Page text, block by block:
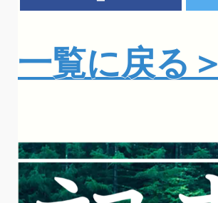
一覧に戻る＞